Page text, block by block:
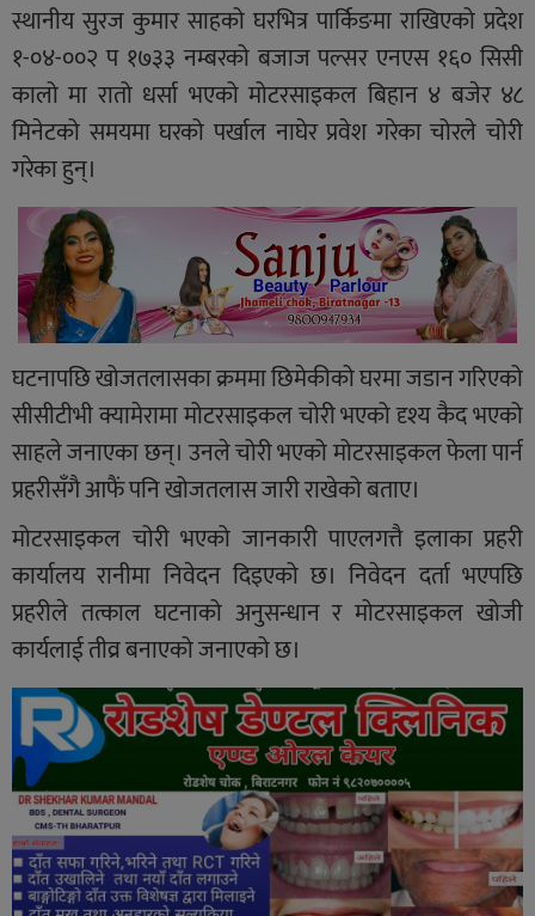
स्थानीय सुरज कुमार साहको घरभित्र पार्किङमा राखिएको प्रदेश
१-०४-००२ प १७३३ नम्बरको बजाज पल्सर एनएस १६० सिसी
कालो मा रातो धर्सा भएको मोटरसाइकल बिहान ४ बजेर ४८
मिनेटको समयमा घरको पर्खाल नाघेर प्रवेश गरेका चोरले चोरी
गरेका हुन्।
घटनापछि खोजतलासका क्रममा छिमेकीको घरमा जडान गरिएको
सीसीटीभी क्यामेरामा मोटरसाइकल चोरी भएको दृश्य कैद भएको
साहले जनाएका छन्। उनले चोरी भएको मोटरसाइकल फेला पार्न
प्रहरीसँगै आफैं पनि खोजतलास जारी राखेको बताए।
मोटरसाइकल चोरी भएको जानकारी पाएलगत्तै इलाका प्रहरी
कार्यालय रानीमा निवेदन दिइएको छ। निवेदन दर्ता भएपछि
प्रहरीले तत्काल घटनाको अनुसन्धान र मोटरसाइकल खोजी
कार्यलाई तीव्र बनाएको जनाएको छ।